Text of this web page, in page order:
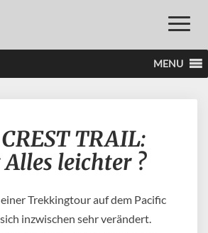
Toggle
MENU
CREST
TRAIL:
Heute
Alles
leichter
TRAIL:
leichter ?
Trekkingtour auf dem Pacific
inzwischen sehr verändert.